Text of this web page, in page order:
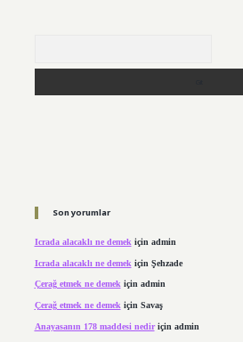
Son yorumlar
Icrada alacaklı ne demek için admin
Icrada alacaklı ne demek için Şehzade
Çerağ etmek ne demekiçin admin
Çerağ etmek ne demek için Savaş
Anayasanın 178 maddesi nediriçin admin